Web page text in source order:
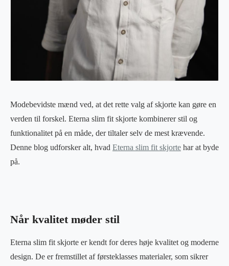
Modebevidste mænd ved, at det rette valg af skjorte kan gøre en
verden til forskel. Eterna slim fit skjorte kombinerer stil og
funktionalitet på en måde, der tiltaler selv de mest krævende.
Denne blog udforsker alt, hvad Eterna slim fit skjorte har at byde
på.
Når kvalitet møder stil
Eterna slim fit skjorte er kendt for deres høje kvalitet og moderne
design. De er fremstillet af førsteklasses materialer, som sikrer